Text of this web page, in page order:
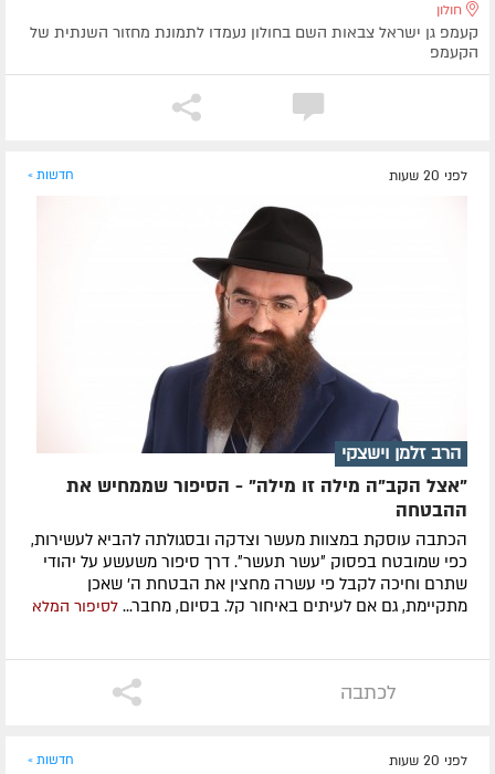
חולון
קעמפ גן ישראל צבאות השם בחולון נעמדו לתמונת מחזור השנתית של
הקעמפ
לפני 20 שעות חדשות »
הרב זלמן וישצקי
"אצל הקב"ה מילה זו מילה" - הסיפור שממחיש את
ההבטחה
הכתבה עוסקת במצוות מעשר וצדקה ובסגולתה להביא לעשירות,
כפי שמובטח בפסוק ״עשר תעשר״. דרך סיפור משעשע על יהודי
שתרם וחיכה לקבל פי עשרה מחצין את הבטחת ה' שאכן
מתקיימת, גם אם לעיתים באיחור קל. בסיום, מחבר... לסיפור המלא
לכתבה
לפני 20 שעות חדשות »